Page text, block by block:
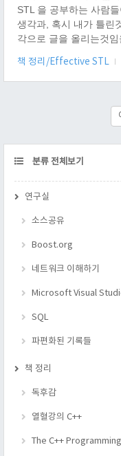
STL 을 공부하는 사람
생각과, 혹시 내가 틀린
각으로 글을 올리는것
지.. 란 생각을 한다. 뭐
iterators 라고 하면 아~
const_reverse_iterator
왜 4개나 있고, 어떤 관
책 정리/Effective STL
CATEGORY
분류 전체보기
연구실
소스공유
Boost.org
네트워크 이해하기
Microsoft Visual
SQL
파편화된 기록들
책 정리
독후감
열혈강의 C++
The C++